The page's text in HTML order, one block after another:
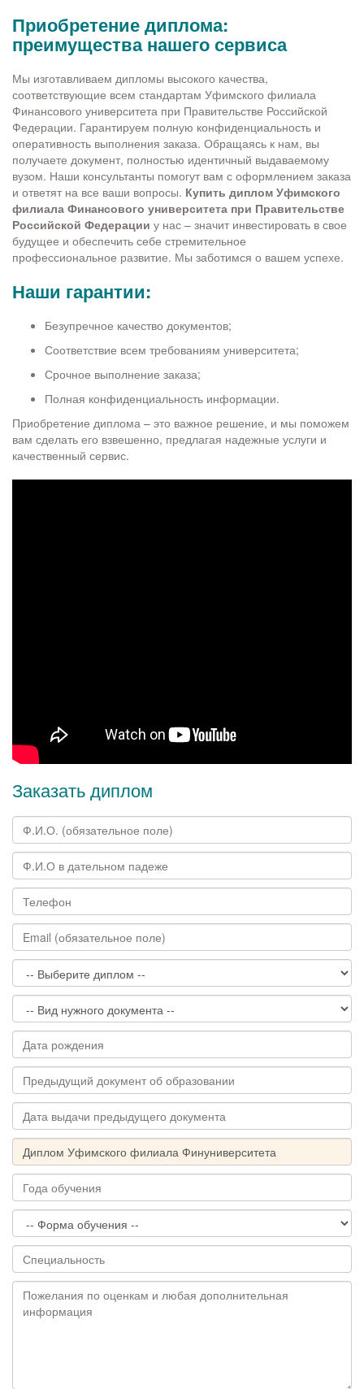
Приобретение диплома:
преимущества нашего сервиса
Мы изготавливаем дипломы высокого качества,
соответствующие всем стандартам Уфимского филиала
Финансового университета при Правительстве Российской
Федерации. Гарантируем полную конфиденциальность и
оперативность выполнения заказа. Обращаясь к нам, вы
получаете документ, полностью идентичный выдаваемому
вузом. Наши консультанты помогут вам с оформлением заказа
и ответят на все ваши вопросы. Купить диплом Уфимского
филиала Финансового университета при Правительстве
Российской Федерации у нас – значит инвестировать в свое
будущее и обеспечить себе стремительное
профессиональное развитие. Мы заботимся о вашем успехе.
Наши гарантии:
Безупречное качество документов;
Соответствие всем требованиям университета;
Срочное выполнение заказа;
Полная конфиденциальность информации.
Приобретение диплома – это важное решение, и мы поможем
вам сделать его взвешенно, предлагая надежные услуги и
качественный сервис.
Заказать диплом